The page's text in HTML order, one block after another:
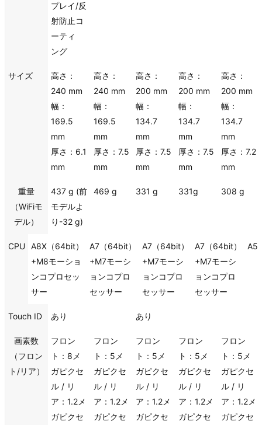
プレイ/反
射防止コ
ーティ
ン グ
サイズ
高さ：
240 mm
幅：
169.5
mm
厚さ：6.1
mm
高さ：
240 mm
幅：
169.5
mm
厚さ：7.5
mm
高さ：
200 mm
幅：
134.7
mm
厚さ：7.5
mm
高さ：
200 mm
幅：
134.7
mm
厚さ：7.5
mm
高さ：
200 mm
幅：
134.7
mm
厚さ：7.2
mm
重量
（WiFiモ
デル）
437 g (前
モデルよ
り-32 g)
469 g 331 g 331g 308 g
CPU A8X（64bit）
+M8モーショ
ンコプロセッ
サー
A7（64bit）
+M7モーシ
ョンコプロ
セッサー
A7（64bit）
+M7モーシ
ョンコプロ
セッサー
A7（64bit）
+M7モーシ
ョンコプロ
セッサー
A5
Touch ID あり あり
画素数
（フロン
ト/リア）
フロン
ト：8メ
ガピクセ
ル / リ
ア：1.2メ
ガピクセ
フロン
ト：5メ
ガピクセ
ル / リ
ア：1.2メ
ガピクセ
フロン
ト：5メ
ガピクセ
ル / リ
ア：1.2メ
ガピクセ
フロン
ト：5メ
ガピクセ
ル / リ
ア：1.2メ
ガピクセ
フロン
ト：5メ
ガピクセ
ル / リ
ア：1.2メ
ガピクセ